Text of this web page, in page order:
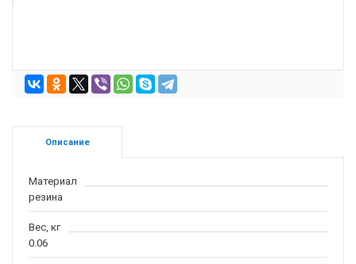
Описание
Материал
резина
Вес, кг
0.06